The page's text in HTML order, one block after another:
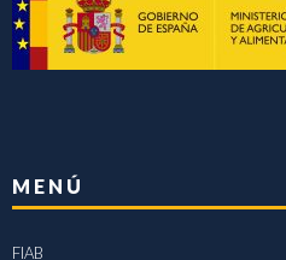
MENÚ
FIAB